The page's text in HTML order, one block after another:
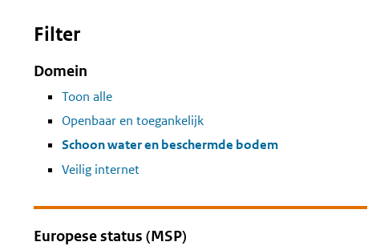
Filter
Domein
Toon alle
Openbaar en toegankelijk
Schoon water en beschermde bodem
Veilig internet
Europese status (MSP)